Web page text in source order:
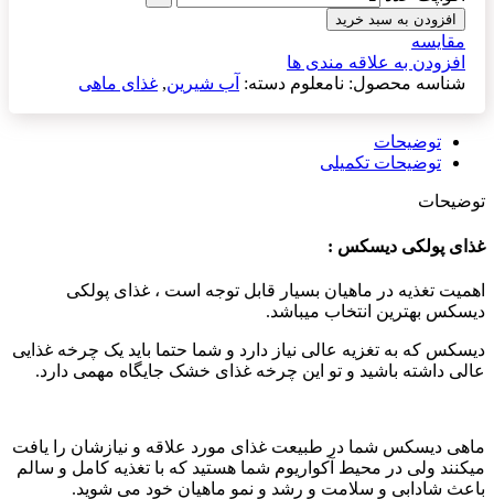
افزودن به سبد خرید
مقایسه
افزودن به علاقه مندی ها
شناسه محصول: نامعلوم دسته: آب شیرین, غذای ماهی
توضیحات
توضیحات تکمیلی
توضیحات
غذای پولکی دیسکس :
اهمیت تغذیه در ماهیان بسیار قابل توجه است ، غذای پولکی
دیسکس بهترین انتخاب میباشد.
دیسکس که به تغزیه عالی نیاز دارد و شما حتما باید یک چرخه غذایی
عالی داشته باشید و تو این چرخه غذای خشک جایگاه مهمی دارد.
ماهی دیسکس شما در طبیعت غذای مورد علاقه و نیازشان را یافت
میکنند ولی در محیط آکواریوم شما هستید که با تغذیه کامل و سالم
باعث شادابی و سلامت و رشد و نمو ماهیان خود می شوید.